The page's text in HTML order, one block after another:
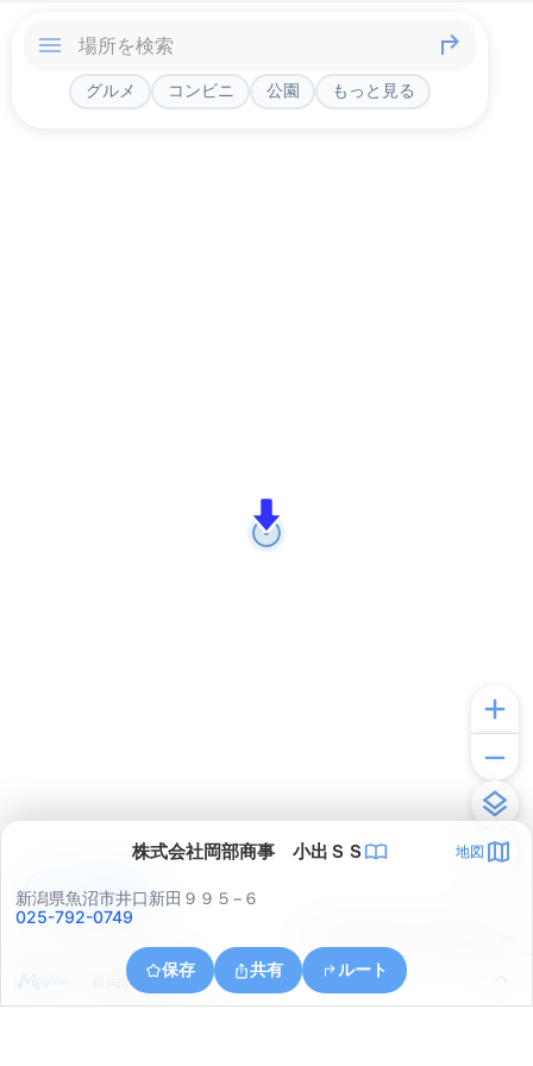
グルメ コンビニ 公園 もっと見る
株式会社岡部商事 小出ＳＳ 地図
新潟県魚沼市井口新田９９５−６
025-792-0749
保存 共有 ルート
新潟県魚沼市大石
アプリで見る